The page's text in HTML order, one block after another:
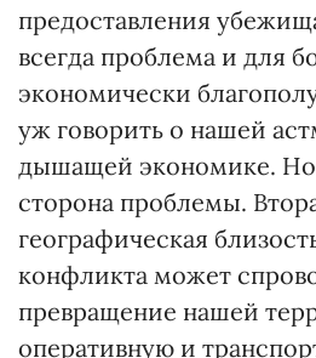
предоставления
всегда проблема и для
экономически
уж говорить о нашей
дышащей экономике. Но
сторона проблемы.
географическая
конфликта может
превращение нашей
оперативную и